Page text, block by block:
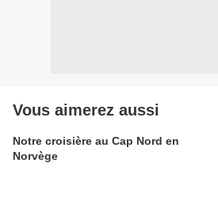
Vous aimerez aussi
Notre croisière au Cap Nord en
Norvège